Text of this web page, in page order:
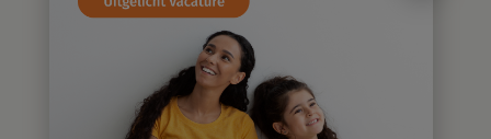
Cliëntenraad
Sensatieve methodiek
Groene zorg